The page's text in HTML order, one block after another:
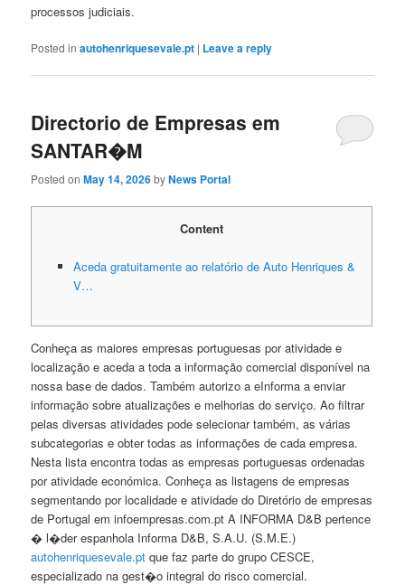
processos judiciais.
Posted in autohenriquesevale.pt | Leave a reply
Directorio de Empresas em
SANTAR�M
Posted onMay 14, 2026byNews Portal
Content
Aceda gratuitamente ao relatório de Auto Henriques &
V…
Conheça as maiores empresas portuguesas por atividade e
localização e aceda a toda a informação comercial disponível na
nossa base de dados. Também autorizo a eInforma a enviar
informação sobre atualizações e melhorias do serviço. Ao filtrar
pelas diversas atividades pode selecionar também, as várias
subcategorias e obter todas as informações de cada empresa.
Nesta lista encontra todas as empresas portuguesas ordenadas
por atividade económica. Conheça as listagens de empresas
segmentando por localidade e atividade do Diretório de empresas
de Portugal em infoempresas.com.pt A INFORMA D&B pertence
� l�der espanhola Informa D&B, S.A.U. (S.M.E.)
autohenriquesevale.pt que faz parte do grupo CESCE,
especializado na gest�o integral do risco comercial.